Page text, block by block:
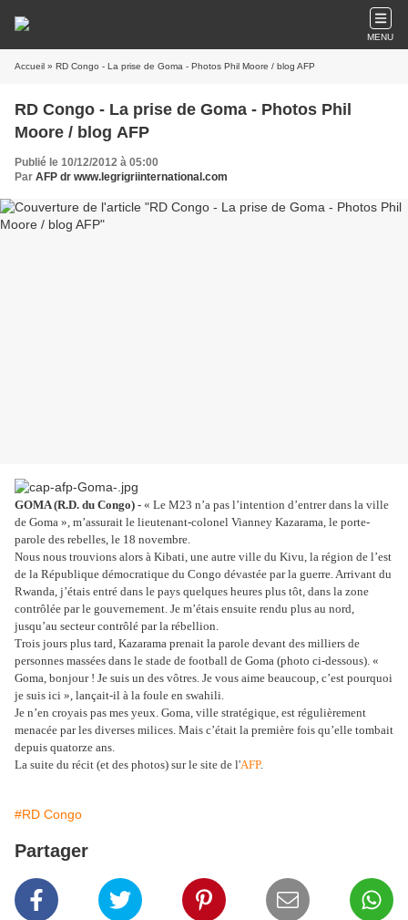
MENU
Accueil » RD Congo - La prise de Goma - Photos Phil Moore / blog AFP
RD Congo - La prise de Goma - Photos Phil
Moore / blog AFP
Publié le 10/12/2012 à 05:00
Par AFP dr www.legrigriinternational.com
GOMA (R.D. du Congo) - « Le M23 n’a pas l’intention d’entrer dans la ville
de Goma », m’assurait le lieutenant-colonel Vianney Kazarama, le porte-
parole des rebelles, le 18 novembre.
Nous nous trouvions alors à Kibati, une autre ville du Kivu, la région de l’est
de la République démocratique du Congo dévastée par la guerre. Arrivant du
Rwanda, j’étais entré dans le pays quelques heures plus tôt, dans la zone
contrôlée par le gouvernement. Je m’étais ensuite rendu plus au nord,
jusqu’au secteur contrôlé par la rébellion.
Trois jours plus tard, Kazarama prenait la parole devant des milliers de
personnes massées dans le stade de football de Goma (photo ci-dessous). «
Goma, bonjour ! Je suis un des vôtres. Je vous aime beaucoup, c’est pourquoi
je suis ici », lançait-il à la foule en swahili.
Je n’en croyais pas mes yeux. Goma, ville stratégique, est régulièrement
menacée par les diverses milices. Mais c’était la première fois qu’elle tombait
depuis quatorze ans.
La suite du récit (et des photos) sur le site de l'AFP.
#RD Congo
Partager